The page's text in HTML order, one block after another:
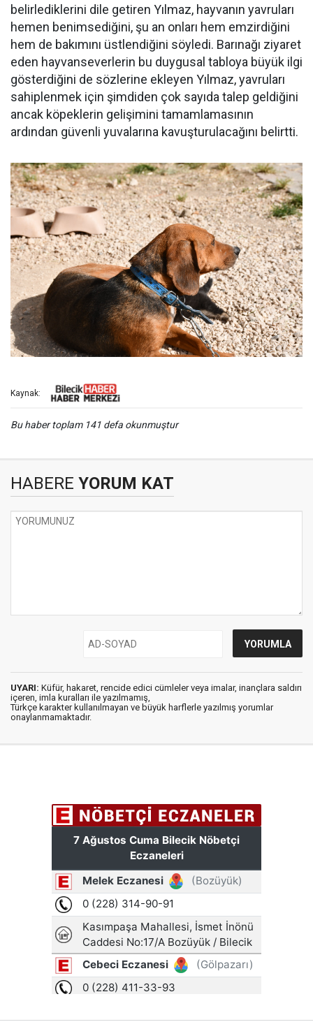
belirlediklerini dile getiren Yılmaz, hayvanın yavruları
hemen benimsediğini, şu an onları hem emzirdiğini
hem de bakımını üstlendiğini söyledi. Barınağı ziyaret
eden hayvanseverlerin bu duygusal tabloya büyük ilgi
gösterdiğini de sözlerine ekleyen Yılmaz, yavruları
sahiplenmek için şimdiden çok sayıda talep geldiğini
ancak köpeklerin gelişimini tamamlamasının
ardından güvenli yuvalarına kavuşturulacağını belirtti.
Kaynak:
Bu haber toplam 141 defa okunmuştur
HABERE YORUM KAT
UYARI: Küfür, hakaret, rencide edici cümleler veya imalar, inançlara saldırı
içeren, imla kuralları ile yazılmamış,
Türkçe karakter kullanılmayan ve büyük harflerle yazılmış yorumlar
onaylanmamaktadır.